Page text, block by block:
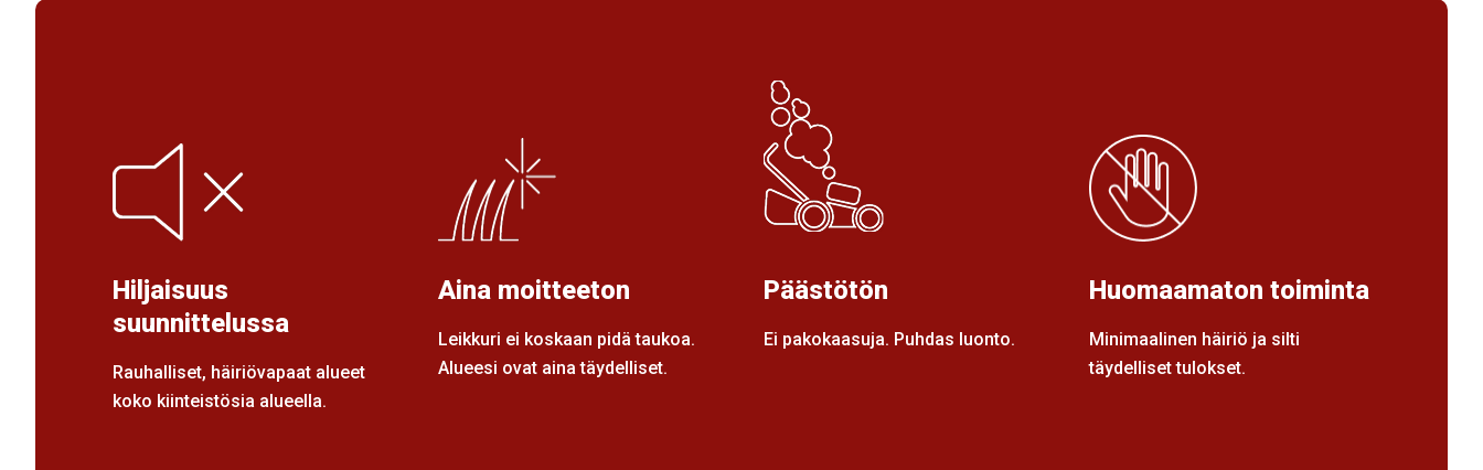
Hiljaisuus
suunnittelussa
Rauhalliset, häiriövapaat alueet
koko kiinteistösia alueella.
Aina moitteeton
Leikkuri ei koskaan pidä taukoa.
Alueesi ovat aina täydelliset.
Päästötön
Ei pakokaasuja. Puhdas luonto.
Huomaamaton toiminta
Minimaalinen häiriö ja silti
täydelliset tulokset.